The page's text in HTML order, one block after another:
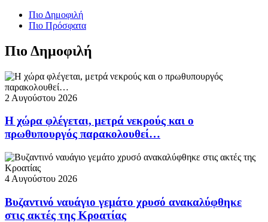
Πιο Δημοφιλή
Πιο Πρόσφατα
Πιο Δημοφιλή
2 Αυγούστου 2026
Η χώρα φλέγεται, μετρά νεκρούς και ο
πρωθυπουργός παρακολουθεί…
4 Αυγούστου 2026
Βυζαντινό ναυάγιο γεμάτο χρυσό ανακαλύφθηκε
στις ακτές της Κροατίας